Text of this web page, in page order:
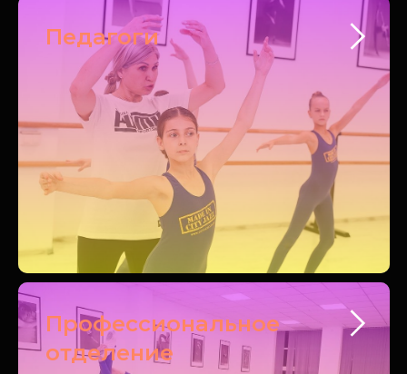
Педагоги
Профессиональное
отделение